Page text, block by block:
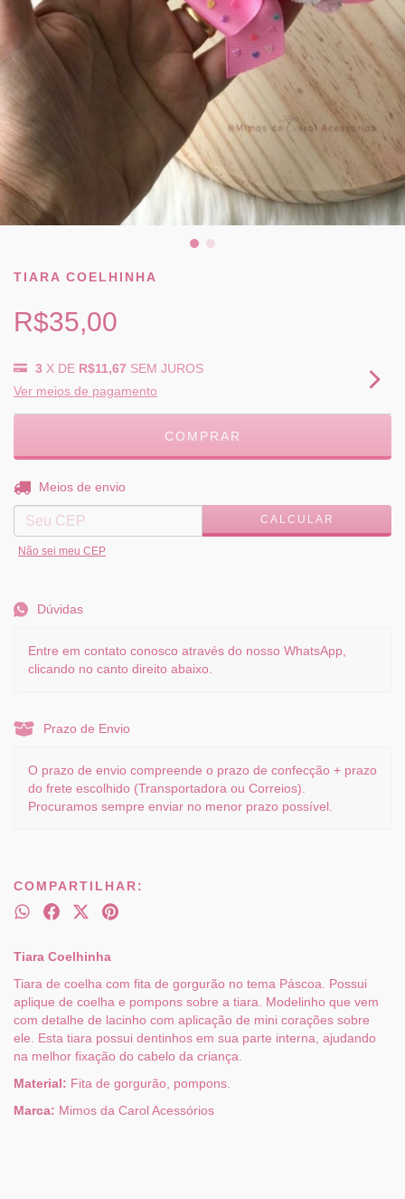
TIARA COELHINHA
R$35,00
3 X DE R$11,67 SEM JUROS
Ver meios de pagamento
Entregas para o CEP:
Meios de envio
CALCULAR
Não sei meu CEP
Dúvidas
Entre em contato conosco através do nosso WhatsApp,
clicando no canto direito abaixo.
Prazo de Envio
O prazo de envio compreende o prazo de confecção + prazo
do frete escolhido (Transportadora ou Correios).
Procuramos sempre enviar no menor prazo possível.
COMPARTILHAR:
Tiara Coelhinha
Tiara de coelha com fita de gorgurão no tema Páscoa. Possui
aplique de coelha e pompons sobre a tiara. Modelinho que vem
com detalhe de lacinho com aplicação de mini corações sobre
ele. Esta tiara possui dentinhos em sua parte interna, ajudando
na melhor fixação do cabelo da criança.
Material: Fita de gorgurão, pompons.
Marca: Mimos da Carol Acessórios